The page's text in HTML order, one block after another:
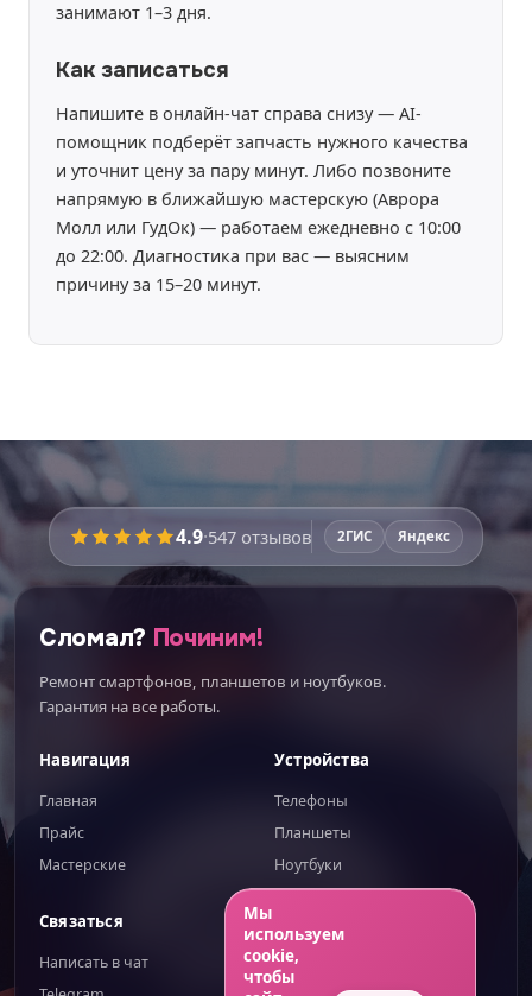
занимают 1–3 дня.
Как записаться
Напишите в онлайн-чат справа снизу — AI-
помощник подберёт запчасть нужного качества
и уточнит цену за пару минут. Либо позвоните
напрямую в ближайшую мастерскую (Аврора
Молл или ГудОк) — работаем ежедневно с 10:00
до 22:00. Диагностика при вас — выясним
причину за 15–20 минут.
Время работы:
Перед ремонтом мастерпокажет запчасти
вживуюи расскажет про плюсы и минусы
Никаких этапов не пропустим:
Диагностика при вас
Новая влагозащита
Проверка всех функций
4.9·547 отзывов 2ГИС Яндекс
Сломал? Починим!
Ремонт смартфонов, планшетов и ноутбуков.
Гарантия на все работы.
Навигация
Главная
Прайс
Мастерские
Устройства
Телефоны
Планшеты
Ноутбуки
Связаться
Написать в чат
Публичная оферта
Мы
используем
cookie,
чтобы
ИИ-помощник — отвечаю сразу